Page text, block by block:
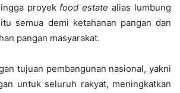
proyek food estate alias lumbung
semua demi ketahanan pangan dan
pangan masyarakat.
tujuan pembangunan nasional, yakni
untuk seluruh rakyat, meningkatkan